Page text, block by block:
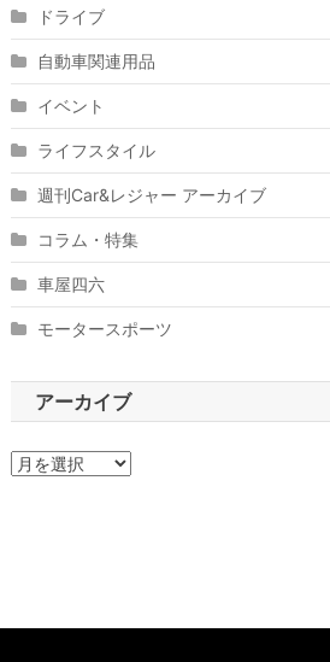
ドライブ
自動車関連用品
イベント
ライフスタイル
週刊Car&レジャー アーカイブ
コラム・特集
車屋四六
モータースポーツ
アーカイブ
ア